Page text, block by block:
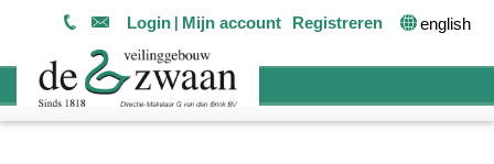
Login Mijn account Registreren english